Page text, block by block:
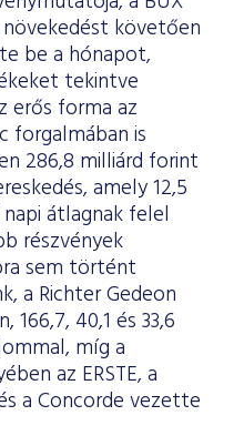
követően
be a hónapot,
tekintve
erős forma az
forgalmában is
286,8 milliárd forint
amely 12,5
átlagnak felel
részvények
sem történt
a Richter Gedeon
166,7, 40,1 és 33,6
míg a
az ERSTE, a
a Concorde vezette